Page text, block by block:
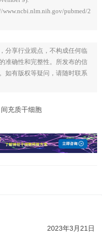
pubmed/2
分享行业观点，不构成任何临
准确性和完整性。所发布的信
如有版权等疑问，请随时联系
间充质干细胞
2023年3月21日